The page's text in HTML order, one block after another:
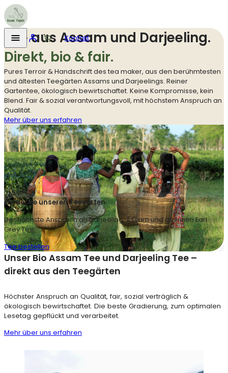
Kontakt
Tee aus Assam und Darjeeling.
Direkt, bio & fair.
Pures Terroir & Handschrift des tea maker, aus den berühmtesten
und ältesten Teegärten Assams und Darjeelings. Reiner
Gartentee, ökologisch bewirtschaftet. Keine Kompromisse, kein
Blend. Fair & sozial verantwortungsvoll, mit höchstem Anspruch an
Qualität.
Mehr über uns erfahren
Entdecke unseren Teesorten
Der höchste Anspruch an Darjeeling, Assam und an einen Earl
Grey Tee.
Tee bestellen
Unser Bio Assam Tee und Darjeeling Tee –
direkt aus den Teegärten
Höchster Anspruch an Qualität, fair, sozial verträglich &
ökologisch bewirtschaftet. Die beste Gradierung, zum optimalen
Lesetag gepflückt und verarbeitet.
Mehr über uns erfahren